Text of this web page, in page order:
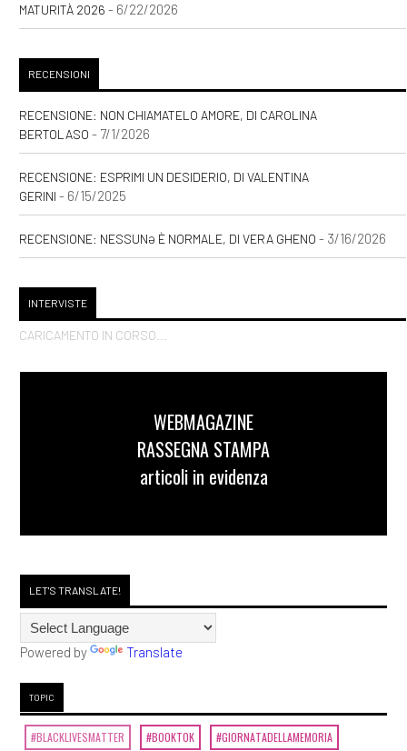
MATURITÀ 2026 - 6/22/2026
RECENSIONI
RECENSIONE: NON CHIAMATELO AMORE, DI CAROLINA
BERTOLASO - 7/1/2026
RECENSIONE: ESPRIMI UN DESIDERIO, DI VALENTINA
GERINI - 6/15/2025
RECENSIONE: NESSUNƏ È NORMALE, DI VERA GHENO - 3/16/2026
INTERVISTE
CARICAMENTO IN CORSO...
WEBMAGAZINE
RASSEGNA STAMPA
articoli in evidenza
LET'S TRANSLATE!
Powered by Translate
TOPIC
#BLACKLIVESMATTER #BOOKTOK #GIORNATADELLAMEMORIA